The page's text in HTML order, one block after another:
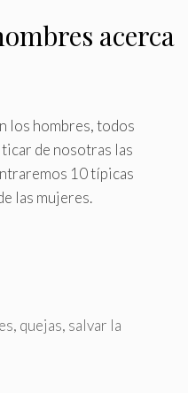
acerca
los hombres, todos
de nosotras las
10 típicas
las mujeres.
, quejas, salvar la